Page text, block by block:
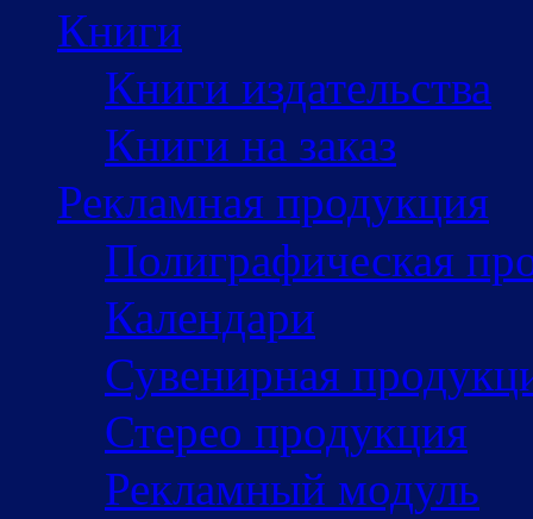
Книги
Книги издательства
Книги на заказ
Рекламная продукция
Полиграфическая
Календари
Сувенирная
Стерео продукция
Рекламный модуль